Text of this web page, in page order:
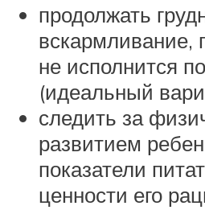
продолжать
не исполнится
(идеальный
следить за
развитием
показатели
ценности его